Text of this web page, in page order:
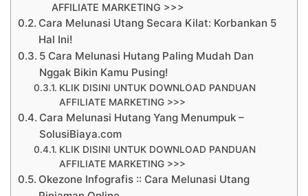
AFFILIATE MARKETING >>>
Cara Melunasi Utang Secara Kilat: Korbankan 5
Hal Ini!
5 Cara Melunasi Hutang Paling Mudah Dan
Nggak Bikin Kamu Pusing!
KLIK DISINI UNTUK DOWNLOAD PANDUAN
AFFILIATE MARKETING >>>
Cara Melunasi Hutang Yang Menumpuk –
SolusiBiaya.com
KLIK DISINI UNTUK DOWNLOAD PANDUAN
AFFILIATE MARKETING >>>
Okezone Infografis :: Cara Melunasi Utang